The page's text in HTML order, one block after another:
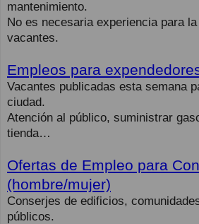
mantenimiento.
No es necesaria experiencia para
vacantes.
Empleos para
Vacantes publicadas esta semana
ciudad.
Atención al público, suministrar
tienda…
Ofertas de Empleo para
(hombre/mujer)
Conserjes de edificios,
públicos.